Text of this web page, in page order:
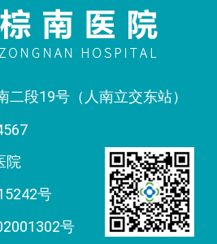
二段19号（人南立交东站）
院
号
号